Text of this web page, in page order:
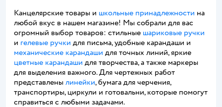
Канцелярские товары и школьные принадлежности на
любой вкус в нашем магазине! Мы собрали для вас
огромный выбор товаров: стильные шариковые ручки
и гелевые ручки для письма, удобные карандаши и
механические карандаши для точных линий, яркие
цветные карандаши для творчества, а также маркеры
для выделения важного. Для чертежных работ
представлены линейки, бумага для черчения,
транспортиры, циркули и готовальни, которые помогут
справиться с любыми задачами.